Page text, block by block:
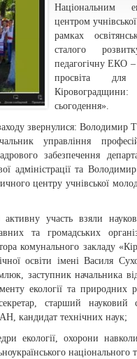
Національним
центром
рамках
сталого
педагогічну ЕКО
просвіта для
сьогодення».
звернулися: Володимир
управління
забезпечення
адміністрації та
центру учнівської
участь взяли
та громадських
комунального закладу
освіти імені Василя
заступник начальника
екології та природних
старший науковий
кандидат технічних наук;
екології, охорони
національного